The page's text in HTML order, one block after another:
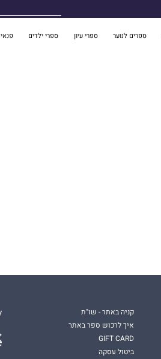
ספרים לנוער ספרי עיון ספרי ילדים פנאי
קניה באתר - שו"ת
איך לרכוש ספר באתר
GIFT CARD
ביטול עסקה